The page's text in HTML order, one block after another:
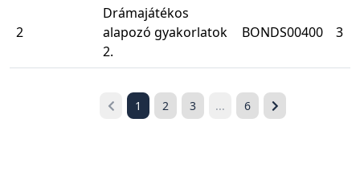
2
Drámajátékos
alapozó gyakorlatok
2.
BONDS00400 3
1 2 3 ... 6